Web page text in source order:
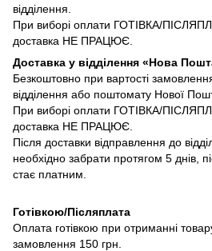
відділення.
При виборі оплати ГОТІВКА/
доставка НЕ ПРАЦЮЄ.
Доставка у відділення «Нова
Безкоштовно при вартості
відділення або поштомату Нової
При виборі оплати ГОТІВКА/
доставка НЕ ПРАЦЮЄ.
Після доставки відправлення до
необхідно забрати протягом 5 днів,
стає платним.
Готівкою/Післяплата
Оплата готівкою при отриманні
замовлення 150 грн.